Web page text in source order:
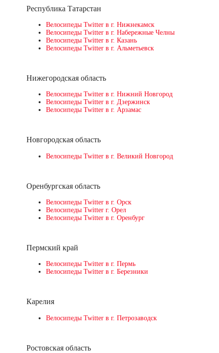
Республика Татарстан
Велосипеды Twitter в г. Нижнекамск
Велосипеды Twitter в г. Набережные Челны
Велосипеды Twitter в г. Казань
Велосипеды Twitter в г. Альметьевск
Нижегородская область
Велосипеды Twitter в г. Нижний Новгород
Велосипеды Twitter в г. Дзержинск
Велосипеды Twitter в г. Арзамас
Новгородская область
Велосипеды Twitter в г. Великий Новгород
Оренбургская область
Велосипеды Twitter в г. Орск
Велосипеды Twitter г. Орел
Велосипеды Twitter в г. Оренбург
Пермский край
Велосипеды Twitter в г. Пермь
Велосипеды Twitter в г. Березники
Карелия
Велосипеды Twitter в г. Петрозаводск
Ростовская область